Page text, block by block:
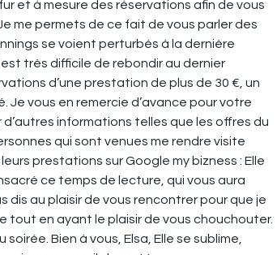
et à mesure des réservations afin de vous
me permets de ce fait de vous parler des
se voient perturbés à la dernière
très difficile de rebondir au dernier
d’une prestation de plus de 30 €, un
Je vous en remercie d’avance pour votre
informations telles que les offres du
qui sont venues me rendre visite
prestations sur Google my bizness : Elle
ce temps de lecture, qui vous aura
dis au plaisir de vous rencontrer pour que je
tout en ayant le plaisir de vous chouchouter.
Bien à vous, Elsa, Elle se sublime,